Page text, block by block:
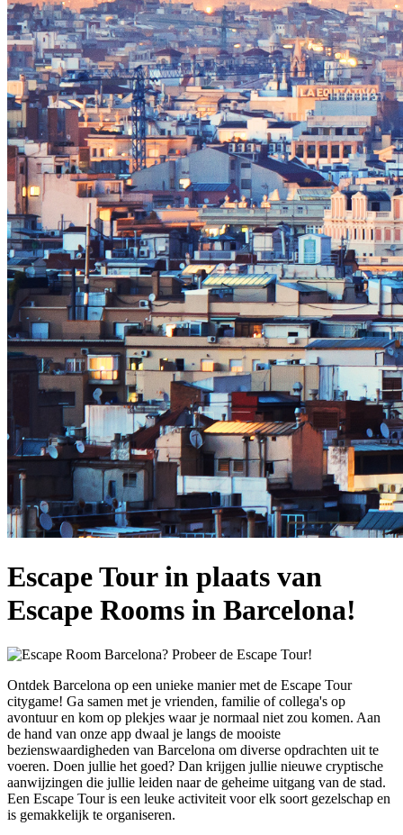
Escape Tour in plaats van
Escape Rooms in Barcelona!
Ontdek Barcelona op een unieke manier met de Escape Tour
citygame! Ga samen met je vrienden, familie of collega's op
avontuur en kom op plekjes waar je normaal niet zou komen. Aan
de hand van onze app dwaal je langs de mooiste
bezienswaardigheden van Barcelona om diverse opdrachten uit te
voeren. Doen jullie het goed? Dan krijgen jullie nieuwe cryptische
aanwijzingen die jullie leiden naar de geheime uitgang van de stad.
Een Escape Tour is een leuke activiteit voor elk soort gezelschap en
is gemakkelijk te organiseren.